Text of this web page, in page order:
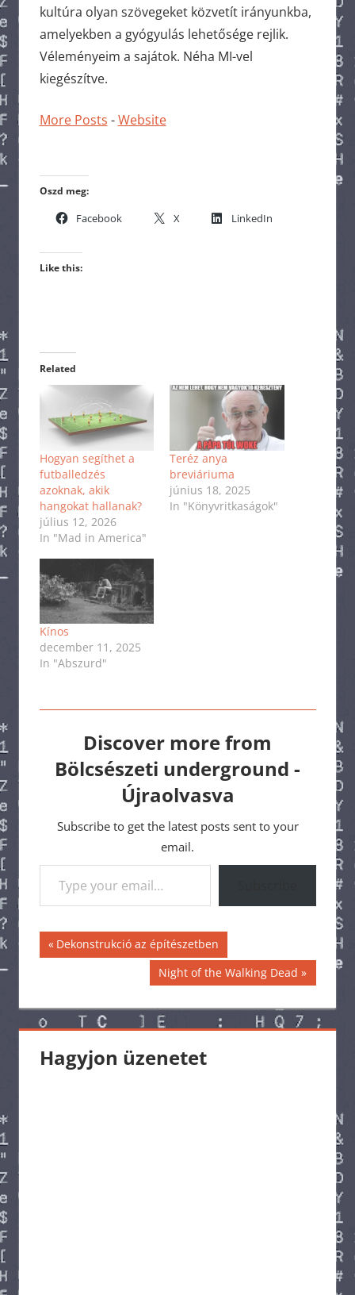
kultúra olyan szövegeket közvetít irányunkba,
amelyekben a gyógyulás lehetősége rejlik.
Véleményeim a sajátok. Néha MI-vel
kiegészítve.
More Posts -Website
Oszd meg:
Facebook X LinkedIn
Like this:
Related
Hogyan segíthet a
futballedzés
azoknak, akik
hangokat hallanak?
július 12, 2026
In "Mad in America"
Teréz anya
breviáriuma
június 18, 2025
In "Könyvritkaságok"
Kínos
december 11, 2025
In "Abszurd"
Discover more from
Bölcsészeti underground -
Újraolvasva
Subscribe to get the latest posts sent to your
email.
Type your email…
Bejegyzés
Previous
Post:
Dekonstrukció az építészetben
Next
Post:
Night of the Walking Dead
Hagyjon üzenetet